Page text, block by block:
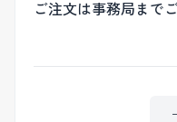
ご注文は事務局まで